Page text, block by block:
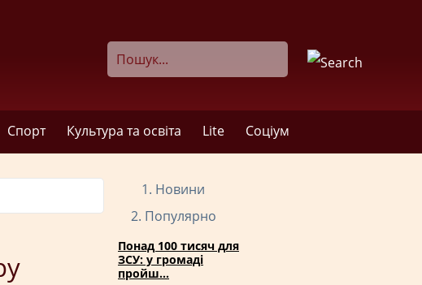
Спорт Культура та освіта Lite Соціум
Новини
Популярно
Понад 100 тисяч для
ЗСУ: у громаді
пройш…